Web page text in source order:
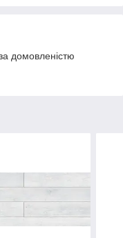
домовленістю